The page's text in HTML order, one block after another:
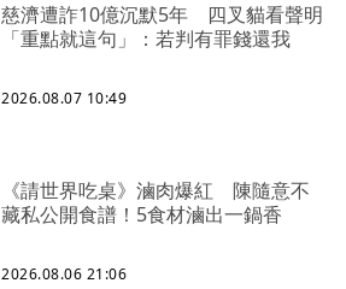
慈濟遭詐10億沉默5年 四叉貓看聲明
「重點就這句」：若判有罪錢還我
2026.08.07 10:49
《請世界吃桌》滷肉爆紅 陳隨意不
藏私公開食譜！5食材滷出一鍋香
2026.08.06 21:06